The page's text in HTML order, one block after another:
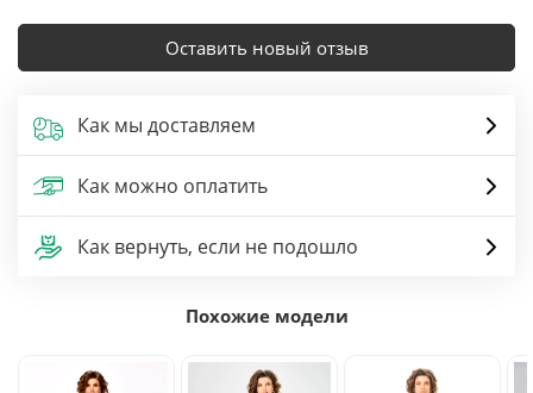
Оставить новый отзыв
Как мы доставляем
Как можно оплатить
Как вернуть, если не подошло
Похожие модели